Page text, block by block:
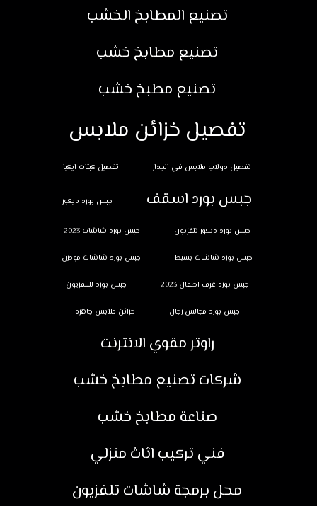
تصنيع المطابخ الخشب
تصنيع مطابخ خشب
تصنيع مطبخ خشب
تفصيل خزائن ملابس
تفصيل دولاب ملابس في الجدار تفصيل كبتات ايكيا
جبس بورد اسقف جبس بورد ديكور
جبس بورد ديكور تلفزيون جبس بورد شاشات 2023
جبس بورد شاشات بسيط جبس بورد شاشات مودرن
جبس بورد غرف اطفال 2023 جبس بورد للتلفزيون
جبس بورد مجالس رجال خزائن ملابس جاهزة
راوتر مقوي الانترنت
شركات تصنيع مطابخ خشب
صناعة مطابخ خشب
فني تركيب اثاث منزلي
محل برمجة شاشات تلفزيون